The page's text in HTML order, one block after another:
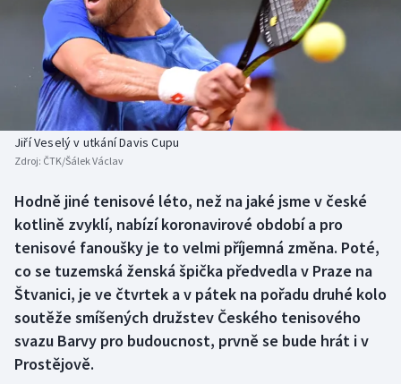
Americký fotbal
Baseball a softbal
Basketbal
Biatlon
Box
Curling
Dostihy
Florbal
NEPŘEHLÉDNĚTE
Soutěže
Historické návraty
Aplikace ČT sport
Jiří Veselý v utkání Davis Cupu
Zdroj: ČTK/Šálek Václav
Hodně jiné tenisové léto, než na jaké jsme v české
kotlině zvyklí, nabízí koronavirové období a pro
tenisové fanoušky je to velmi příjemná změna. Poté,
co se tuzemská ženská špička předvedla v Praze na
Štvanici, je ve čtvrtek a v pátek na pořadu druhé kolo
soutěže smíšených družstev Českého tenisového
svazu Barvy pro budoucnost, prvně se bude hrát i v
Prostějově.